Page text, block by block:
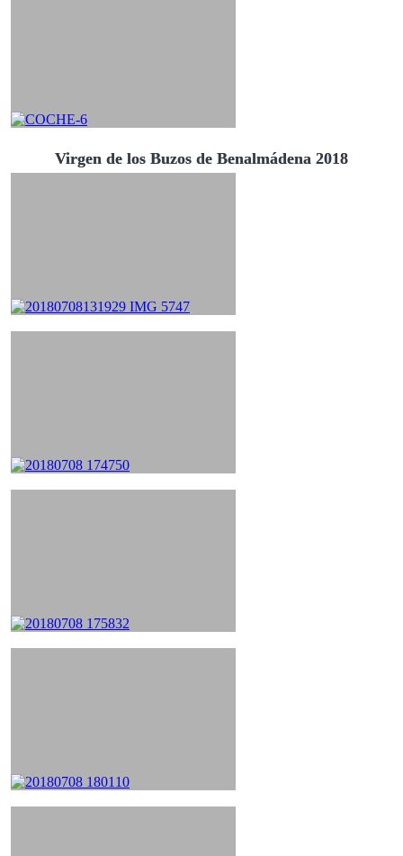
Virgen de los Buzos de Benalmádena 2018